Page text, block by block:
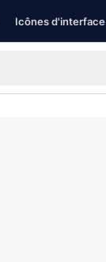
Icônes d'interface